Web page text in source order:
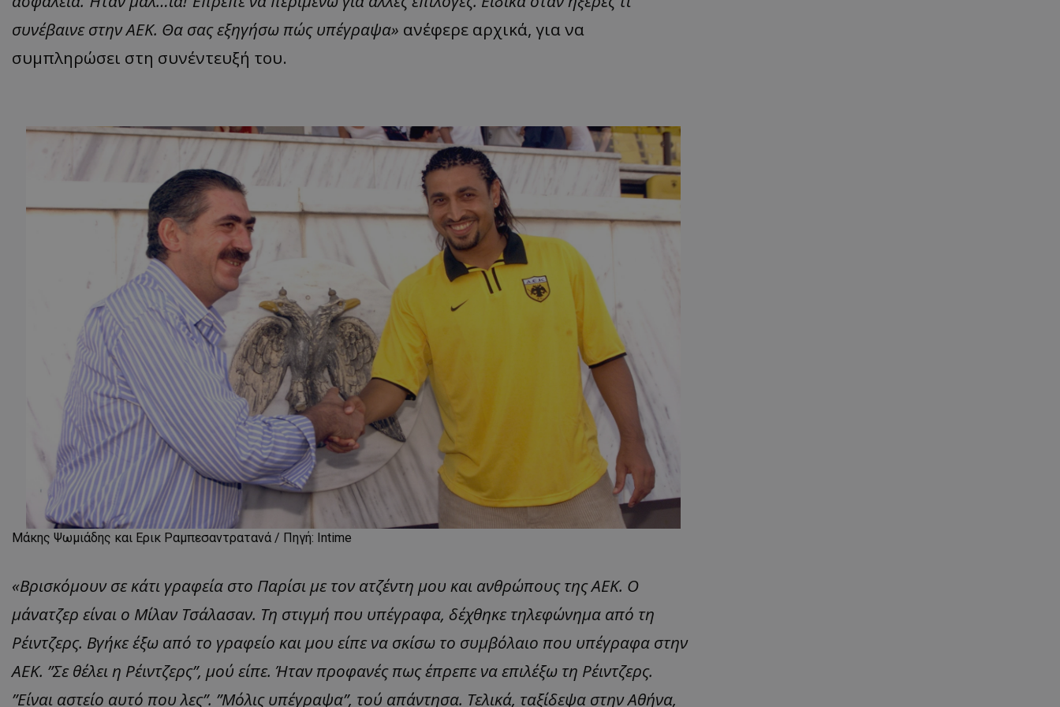
συνέβαινε στην ΑΕΚ. Θα σας εξηγήσω πώς υπέγραψα» ανέφερε αρχικά, για να
συμπληρώσει στη συνέντευξή του.
Μάκης Ψωμιάδης και Ερικ Ραμπεσαντρατανά / Πηγή: Intime
«Βρισκόμουν σε κάτι γραφεία στο Παρίσι με τον ατζέντη μου και ανθρώπους της ΑΕΚ. Ο
μάνατζερ είναι ο Μίλαν Τσάλασαν. Τη στιγμή που υπέγραφα, δέχθηκε τηλεφώνημα από τη
Ρέιντζερς. Βγήκε έξω από το γραφείο και μου είπε να σκίσω το συμβόλαιο που υπέγραφα στην
ΑΕΚ. ”Σε θέλει η Ρέιντζερς”, μού είπε. Ήταν προφανές πως έπρεπε να επιλέξω τη Ρέιντζερς.
”Είναι αστείο αυτό που λες”. ”Μόλις υπέγραψα”, τού απάντησα. Τελικά, ταξίδεψα στην Αθήνα,